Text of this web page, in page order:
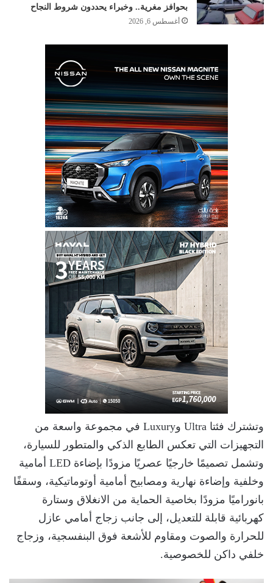
بحوافز مغرية.. وخبراء يحددون شروط النجاح
أغسطس 6, 2026
وتشترك فئتا Ultra وLuxury في مجموعة واسعة من
التجهيزات التي تعكس الطابع الذكي والمتطور للسيارة،
وتشمل تصميمًا خارجيًا عصريًا مزودًا بإضاءة LED أمامية
وخلفية وإضاءة نهارية ومصابيح أمامية أوتوماتيكية، وسقفًا
بانوراميًا مزودًا بخاصية الحماية من الانغلاق وستارة
كهربائية قابلة للتعديل، إلى جانب زجاج أمامي عازل
للحرارة والصوت ومقاوم للأشعة فوق البنفسجية، وزجاج
خلفي داكن للخصوصية.